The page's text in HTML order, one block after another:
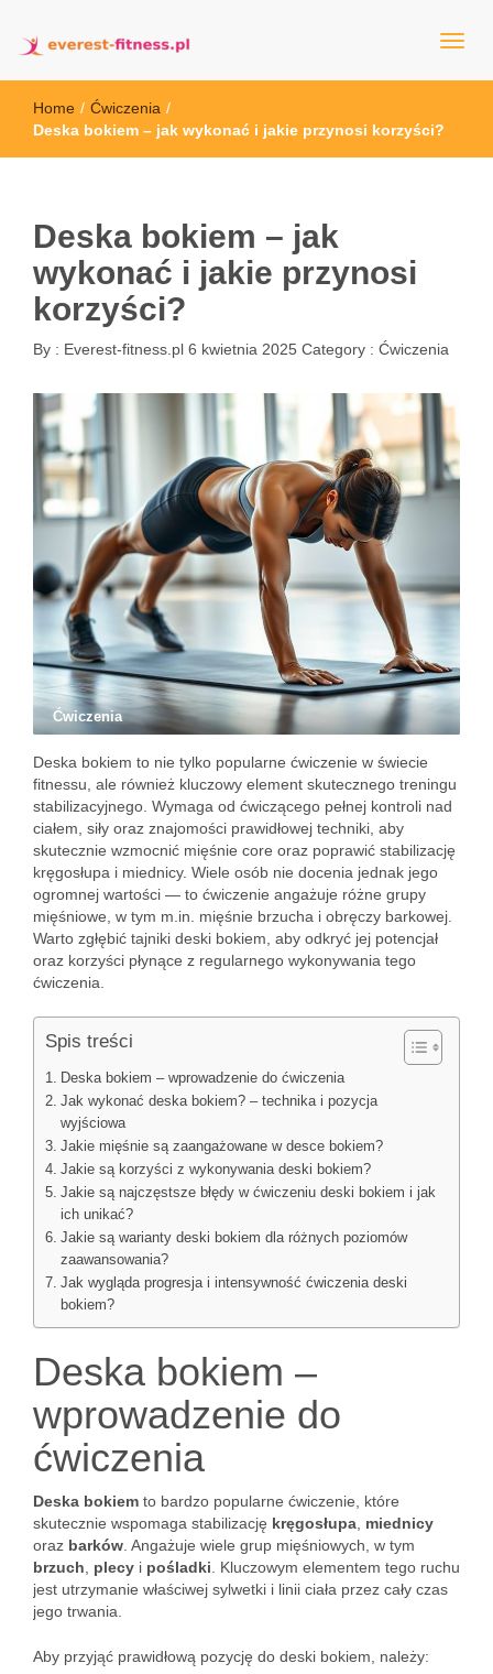
everest-fitness.pl
Home / Ćwiczenia /
Deska bokiem – jak wykonać i jakie przynosi korzyści?
Deska bokiem – jak
wykonać i jakie przynosi
korzyści?
By : Everest-fitness.pl 6 kwietnia 2025 Category : Ćwiczenia
Ćwiczenia
Deska bokiem to nie tylko popularne ćwiczenie w świecie
fitnessu, ale również kluczowy element skutecznego treningu
stabilizacyjnego. Wymaga od ćwiczącego pełnej kontroli nad
ciałem, siły oraz znajomości prawidłowej techniki, aby
skutecznie wzmocnić mięśnie core oraz poprawić stabilizację
kręgosłupa i miednicy. Wiele osób nie docenia jednak jego
ogromnej wartości — to ćwiczenie angażuje różne grupy
mięśniowe, w tym m.in. mięśnie brzucha i obręczy barkowej.
Warto zgłębić tajniki deski bokiem, aby odkryć jej potencjał
oraz korzyści płynące z regularnego wykonywania tego
ćwiczenia.
Spis treści
Deska bokiem – wprowadzenie do ćwiczenia
Jak wykonać deska bokiem? – technika i pozycja
wyjściowa
Jakie mięśnie są zaangażowane w desce bokiem?
Jakie są korzyści z wykonywania deski bokiem?
Jakie są najczęstsze błędy w ćwiczeniu deski bokiem i jak
ich unikać?
Jakie są warianty deski bokiem dla różnych poziomów
zaawansowania?
Jak wygląda progresja i intensywność ćwiczenia deski
bokiem?
Deska bokiem –
wprowadzenie do
ćwiczenia
Deska bokiem to bardzo popularne ćwiczenie, które
skutecznie wspomaga stabilizację kręgosłupa miednicy
oraz barków . Angażuje wiele grup mięśniowych, w tym
brzuch
plecy i pośladki . Kluczowym elementem tego ruchu
jest utrzymanie właściwej sylwetki i linii ciała przez cały czas
jego trwania.
Aby przyjąć prawidłową pozycję do deski bokiem, należy: